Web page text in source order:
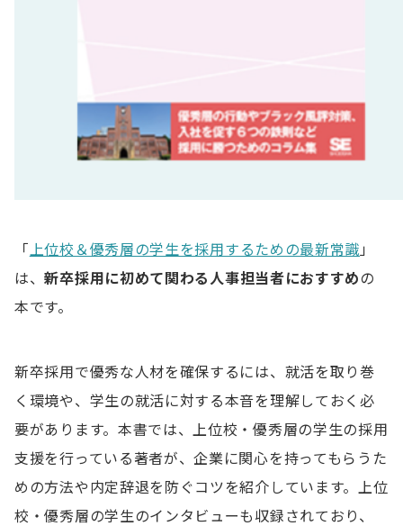
「上位校＆優秀層の学生を採用するための最新常識 」
は、新卒採用に初めて関わる人事担当者におすすめの
本です。
新卒採用で優秀な人材を確保するには、就活を取り巻
く環境や、学生の就活に対する本音を理解しておく必
要があります。本書では、上位校・優秀層の学生の採用
支援を行っている著者が、企業に関心を持ってもらうた
めの方法や内定辞退を防ぐコツを紹介しています。上位
校・優秀層の学生のインタビューも収録されており、